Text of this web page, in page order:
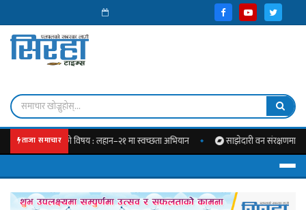
ताजा समाचार
जोडिएको विषय : लहान–२१ मा स्वच्छता अभियान साझेदारी वन संरक्षणमा सक्रिय